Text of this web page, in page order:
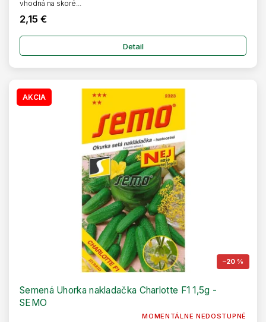
2,15 €
Detail
vhodná na skoré...
AKCIA
–20 %
Semená Uhorka nakladačka Charlotte F1 1,5g -
SEMO
MOMENTÁLNE NEDOSTUPNÉ